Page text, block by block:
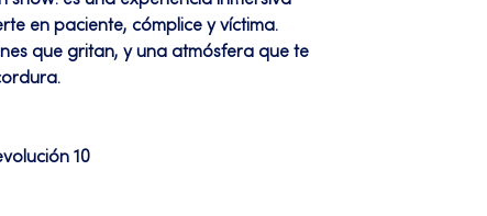
en paciente, cómplice y víctima.
que gritan, y una atmósfera que te
10